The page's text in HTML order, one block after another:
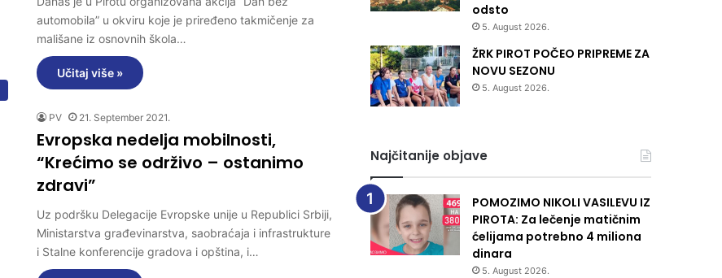
automobila” u okviru koje je priređeno takmičenje za
mališane iz osnovnih škola…
Učitaj više »
PV 21. September 2021.
Evropska nedelja mobilnosti,
“Krećimo se održivo – ostanimo
zdravi”
Uz podršku Delegacije Evropske unije u Republici Srbiji,
Ministarstva građevinarstva, saobraćaja i infrastrukture
i Stalne konferencije gradova i opština, i…
odsto
5. August 2026.
ŽRK PIROT POČEO PRIPREME ZA
NOVU SEZONU
5. August 2026.
Najčitanije objave
POMOZIMO NIKOLI VASILEVU IZ
PIROTA: Za lečenje matičnim
ćelijama potrebno 4 miliona
dinara
5. August 2026.